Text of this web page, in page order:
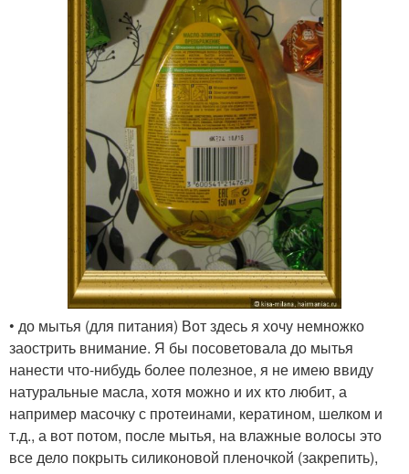
• до мытья (для питания) Вот здесь я хочу немножко
заострить внимание. Я бы посоветовала до мытья
нанести что-нибудь более полезное, я не имею ввиду
натуральные масла, хотя можно и их кто любит, а
например масочку с протеинами, кератином, шелком и
т.д., а вот потом, после мытья, на влажные волосы это
все дело покрыть силиконовой пленочкой (закрепить),